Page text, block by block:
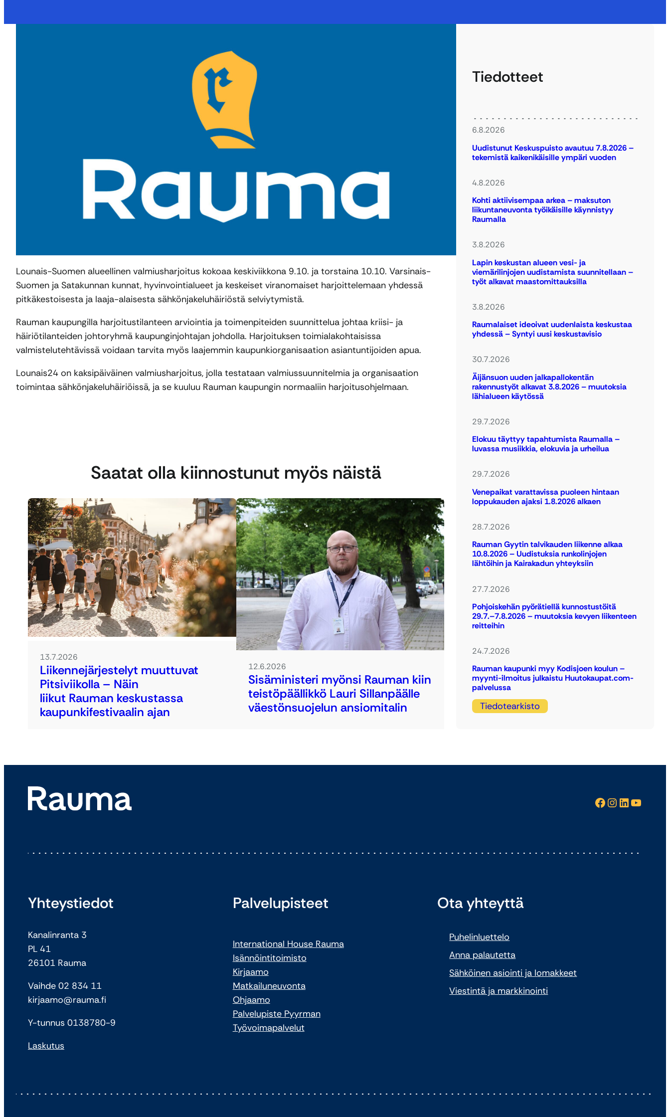
Lounais-Suomen alueellinen valmiusharjoitus kokoaa keskiviikkona 9.10. ja torstaina 10.10. Varsinais-
Suomen ja Satakunnan kunnat, hyvinvointialueet ja keskeiset viranomaiset harjoittelemaan yhdessä
pitkäkestoisesta ja laaja-alaisesta sähkönjakeluhäiriöstä selviytymistä.
Rauman kaupungilla harjoitustilanteen arviointia ja toimenpiteiden suunnittelua johtaa kriisi- ja
häiriötilanteiden johtoryhmä kaupunginjohtajan johdolla. Harjoituksen toimialakohtaisissa
valmistelutehtävissä voidaan tarvita myös laajemmin kaupunkiorganisaation asiantuntijoiden apua.
Lounais24 on kaksipäiväinen valmiusharjoitus, jolla testataan valmiussuunnitelmia ja organisaation
toimintaa sähkönjakeluhäiriöissä, ja se kuuluu Rauman kaupungin normaaliin harjoitusohjelmaan.
Saatat olla kiinnostunut myös näistä
13.7.2026
Liikennejärjestelyt muuttuvat
Pitsiviikolla – Näin
liikut Rauman keskustassa
kaupunkifestivaalin ajan
12.6.2026
Sisäministeri myönsi Rauman kiin
teistöpäällikkö Lauri Sillanpäälle
väestönsuojelun ansiomitalin
Tiedotteet
6.8.2026
Uudistunut Keskuspuisto avautuu 7.8.2026 –
tekemistä kaikenikäisille ympäri vuoden
4.8.2026
Kohti aktiivisempaa arkea – maksuton
liikuntaneuvonta työikäisille käynnistyy
Raumalla
3.8.2026
Lapin keskustan alueen vesi- ja
viemärilinjojen uudistamista suunnitellaan –
työt alkavat maastomittauksilla
3.8.2026
Raumalaiset ideoivat uudenlaista keskustaa
yhdessä – Syntyi uusi keskustavisio
30.7.2026
Äijänsuon uuden jalkapallokentän
rakennustyöt alkavat 3.8.2026 – muutoksia
lähialueen käytössä
29.7.2026
Elokuu täyttyy tapahtumista Raumalla –
luvassa musiikkia, elokuvia ja urheilua
29.7.2026
Venepaikat varattavissa puoleen hintaan
loppukauden ajaksi 1.8.2026 alkaen
28.7.2026
Rauman Gyytin talvikauden liikenne alkaa
10.8.2026 – Uudistuksia runkolinjojen
lähtöihin ja Kairakadun yhteyksiin
27.7.2026
Pohjoiskehän pyörätiellä kunnostustöitä
29.7.–7.8.2026 – muutoksia kevyen liikenteen
reitteihin
24.7.2026
Rauman kaupunki myy Kodisjoen koulun –
myynti-ilmoitus julkaistu Huutokaupat.com-
palvelussa
Tiedotearkisto
Facebook InstagramLinkedIn YouTube
Yhteystiedot
Kanalinranta 3
PL 41
26101 Rauma
Vaihde 02 834 11
kirjaamo@rauma.fi
Y-tunnus 0138780-9
Laskutus
Palvelupisteet
International House Rauma
Isännöintitoimisto
Kirjaamo
Matkailuneuvonta
Ohjaamo
Palvelupiste Pyyrman
Työvoimapalvelut
Ota yhteyttä
Puhelinluettelo
Anna palautetta
Sähköinen asiointi ja lomakkeet
Viestintä ja markkinointi